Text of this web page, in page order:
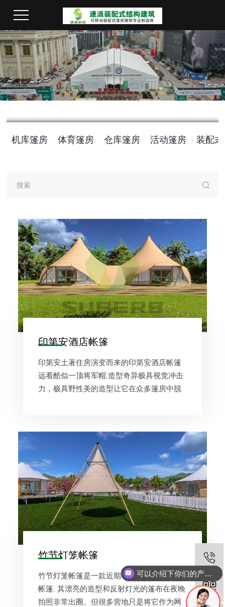
机库篷房 体育篷房 仓库篷房 活动篷房 装配
印第安酒店帐篷
印第安土著住房演变而来的印第安酒店帐篷
远看酷似一顶将军帽,造型奇异极具视觉冲击
力，极具野性美的造型让它在众多篷房中脱
竹节灯笼帐篷
竹节灯笼帐篷是一款近期非常受欢迎的网红
帐篷, 其漂亮的造型和反射灯光的篷布在夜晚
拍照非常出圈。但很多营地只是将它作为网
可以介绍下你们的产品么
你们是怎么收费的呢